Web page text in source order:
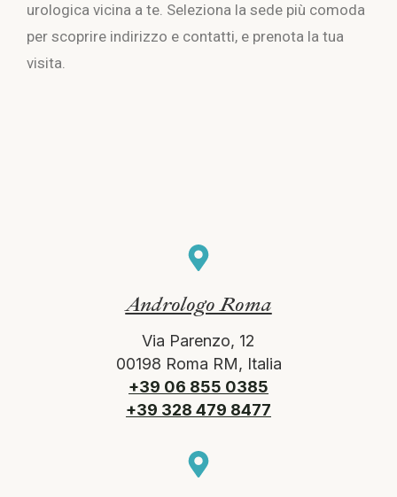
urologica vicina a te. Seleziona la sede più comoda
per scoprire indirizzo e contatti, e prenota la tua
visita.
Andrologo Roma
Via Parenzo, 12
00198 Roma RM, Italia
+39 06 855 0385
+39 328 479 8477